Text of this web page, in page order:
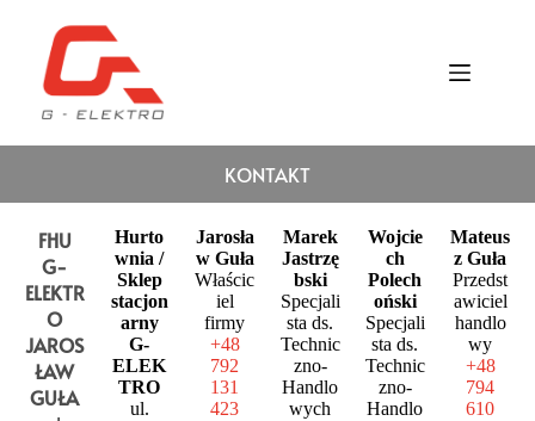
KONTAKT
FHU
G-
ELEKTR
O
JAROS
ŁAW
GUŁA
Hurto
wnia /
Sklep
stacjon
arny
G-
ELEK
TRO
ul.
Jarosła
w Guła
Właścic
iel
firmy
+48
792
131
423
Marek
Jastrzę
bski
Specjali
sta ds.
Technic
zno-
Handlo
wych
Wojcie
ch
Polech
oński
Specjali
sta ds.
Technic
zno-
Handlo
Mateus
z Guła
Przedst
awiciel
handlo
wy
+48
794
610